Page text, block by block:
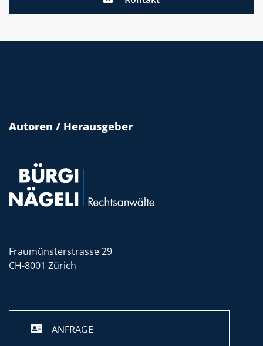
Autoren / Herausgeber
Fraumünsterstrasse 29
CH-8001 Zürich
ANFRAGE